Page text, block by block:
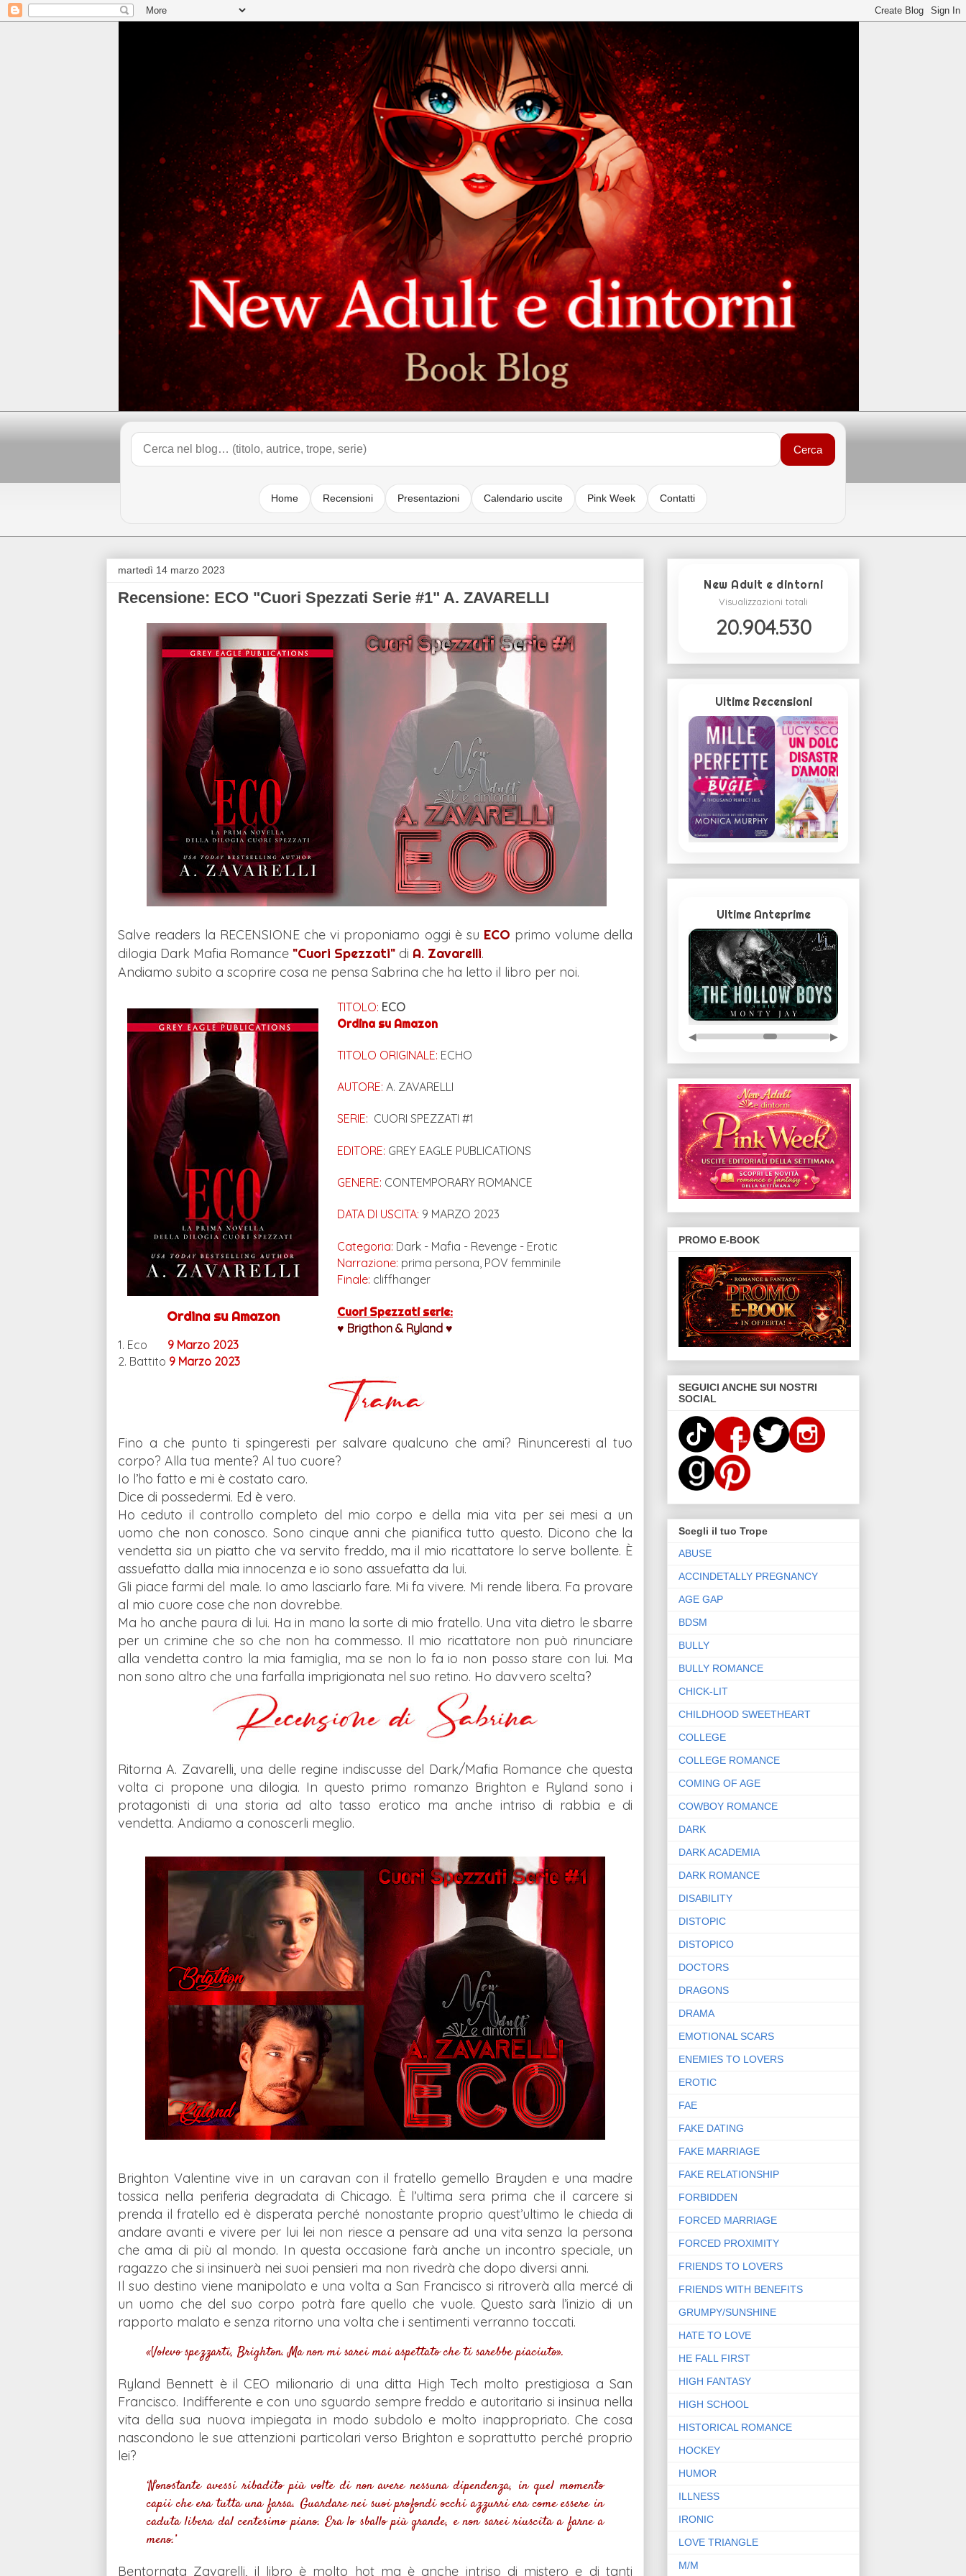
Cerca
Home Recensioni Presentazioni Calendario uscite Pink Week Contatti
martedì 14 marzo 2023
Recensione: ECO "Cuori Spezzati Serie #1" A. ZAVARELLI
Salve readers la RECENSIONE che vi proponiamo oggi è su ECO primo volume della
dilogia Dark Mafia Romance "Cuori Spezzati" di A. Zavarelli.
Andiamo subito a scoprire cosa ne pensa Sabrina che ha letto il libro per noi.
Ordina su Amazon
TITOLO: ECO
Ordina su Amazon
TITOLO ORIGINALE: ECHO
AUTORE: A. ZAVARELLI
SERIE: CUORI SPEZZATI #1
EDITORE: GREY EAGLE PUBLICATIONS
GENERE: CONTEMPORARY ROMANCE
DATA DI USCITA: 9 MARZO 2023
Categoria: Dark - Mafia - Revenge - Erotic
Narrazione: prima persona, POV femminile
Finale: cliffhanger
Cuori Spezzati serie:
♥ Brigthon & Ryland ♥
1. Eco 9 Marzo 2023
2. Battito 9 Marzo 2023
Fino a che punto ti spingeresti per salvare qualcuno che ami? Rinunceresti al tuo
corpo? Alla tua mente? Al tuo cuore?
Io l’ho fatto e mi è costato caro.
Dice di possedermi. Ed è vero.
Ho ceduto il controllo completo del mio corpo e della mia vita per sei mesi a un
uomo che non conosco. Sono cinque anni che pianifica tutto questo. Dicono che la
vendetta sia un piatto che va servito freddo, ma il mio ricattatore lo serve bollente. È
assuefatto dalla mia innocenza e io sono assuefatta da lui.
Gli piace farmi del male. Io amo lasciarlo fare. Mi fa vivere. Mi rende libera. Fa provare
al mio cuore cose che non dovrebbe.
Ma ho anche paura di lui. Ha in mano la sorte di mio fratello. Una vita dietro le sbarre
per un crimine che so che non ha commesso. Il mio ricattatore non può rinunciare
alla vendetta contro la mia famiglia, ma se non lo fa io non posso stare con lui. Ma
non sono altro che una farfalla imprigionata nel suo retino. Ho davvero scelta?
Ritorna A. Zavarelli, una delle regine indiscusse del Dark/Mafia Romance che questa
volta ci propone una dilogia. In questo primo romanzo Brighton e Ryland sono i
protagonisti di una storia ad alto tasso erotico ma anche intriso di rabbia e di
vendetta. Andiamo a conoscerli meglio.
Brighton Valentine vive in un caravan con il fratello gemello Brayden e una madre
tossica nella periferia degradata di Chicago. È l’ultima sera prima che il carcere si
prenda il fratello ed è disperata perché nonostante proprio quest’ultimo le chieda di
andare avanti e vivere per lui lei non riesce a pensare ad una vita senza la persona
che ama di più al mondo. In questa occasione farà anche un incontro speciale, un
ragazzo che si insinuerà nei suoi pensieri ma non rivedrà che dopo diversi anni.
Il suo destino viene manipolato e una volta a San Francisco si ritroverà alla mercé di
un uomo che del suo corpo potrà fare quello che vuole. Questo sarà l’inizio di un
rapporto malato e senza ritorno una volta che i sentimenti verranno toccati.
«Volevo spezzarti, Brighton. Ma non mi sarei mai aspettato che ti sarebbe piaciuto».
Ryland Bennett è il CEO milionario di una ditta High Tech molto prestigiosa a San
Francisco. Indifferente e con uno sguardo sempre freddo e autoritario si insinua nella
vita della sua nuova impiegata in modo subdolo e molto inappropriato. Che cosa
nascondono le sue attenzioni particolari verso Brighton e soprattutto perché proprio
lei?
‘Nonostante avessi ribadito più volte di non avere nessuna dipendenza, in quel momento
capii che era tutta una farsa. Guardare nei suoi profondi occhi azzurri era come essere in
caduta libera dal centesimo piano. Era lo sballo più grande, e non sarei riuscita a farne a
meno.’
Bentornata Zavarelli, il libro è molto hot ma è anche intriso di mistero e di tanti
New Adult e dintorni
Visualizzazioni totali
20.904.530
Ultime Recensioni
Ultime Anteprime
◀ ▶
PROMO E-BOOK
SEGUICI ANCHE SUI NOSTRI
SOCIAL
Scegli il tuo Trope
ABUSE
ACCINDETALLY PREGNANCY
AGE GAP
BDSM
BULLY
BULLY ROMANCE
CHICK-LIT
CHILDHOOD SWEETHEART
COLLEGE
COLLEGE ROMANCE
COMING OF AGE
COWBOY ROMANCE
DARK
DARK ACADEMIA
DARK ROMANCE
DISABILITY
DISTOPIC
DISTOPICO
DOCTORS
DRAGONS
DRAMA
EMOTIONAL SCARS
ENEMIES TO LOVERS
EROTIC
FAE
FAKE DATING
FAKE MARRIAGE
FAKE RELATIONSHIP
FORBIDDEN
FORCED MARRIAGE
FORCED PROXIMITY
FRIENDS TO LOVERS
FRIENDS WITH BENEFITS
GRUMPY/SUNSHINE
HATE TO LOVE
HE FALL FIRST
HIGH FANTASY
HIGH SCHOOL
HISTORICAL ROMANCE
HOCKEY
HUMOR
ILLNESS
IRONIC
LOVE TRIANGLE
M/M